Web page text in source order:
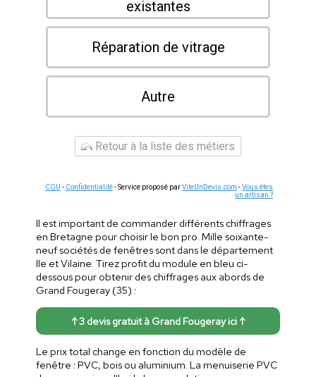
existantes
Réparation de vitrage
Autre
Retour à la liste des métiers
CGU - Confidentialité- Service proposé parViteUnDevis.com -Vous êtes
un artisan ?
Il est important de commander différents chiffrages
en Bretagne pour choisir le bon pro. Mille soixante-
neuf sociétés de fenêtres sont dans le département
Ile et Vilaine. Tirez profit du module en bleu ci-
dessous pour obtenir des chiffrages aux abords de
Grand Fougeray (35) :
↑ 3 devis gratuit à Grand Fougeray ici ↑
Le prix total change en fonction du modèle de
fenêtre : PVC, bois ou aluminium. La menuiserie PVC